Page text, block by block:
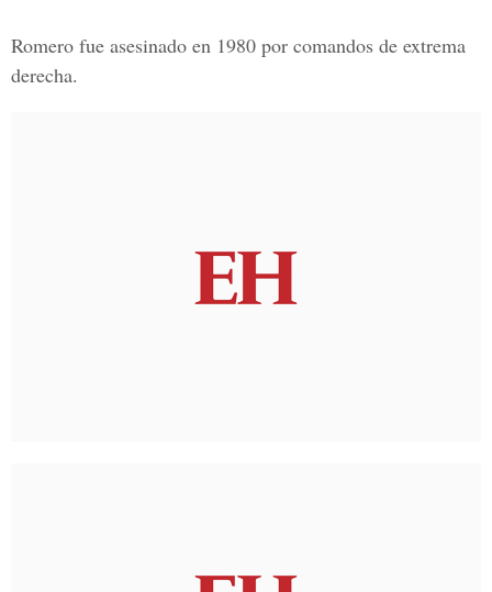
Romero fue asesinado en 1980 por comandos de extrema
derecha.